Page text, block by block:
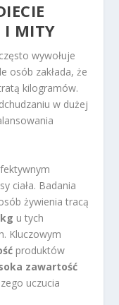
I MITY
wywołuje
osób zakłada, że
kilogramów.
w dużej
ciała. Badania
żywienia tracą
u tych
Kluczowym
produktów
zawartość
uczucia